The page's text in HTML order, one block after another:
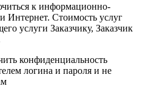
к информационно-
Интернет. Стоимость услуг
услуги Заказчику, Заказчик
конфиденциальность
логина и пароля и не